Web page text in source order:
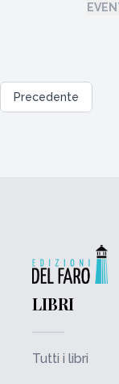
Precedente
LIBRI
Tutti i libri